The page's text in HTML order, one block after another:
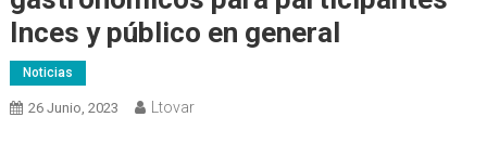
Inces y público en general
Noticias
26 Junio, 2023 Ltovar